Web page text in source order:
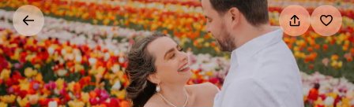
Пропускане
към
съдържанието